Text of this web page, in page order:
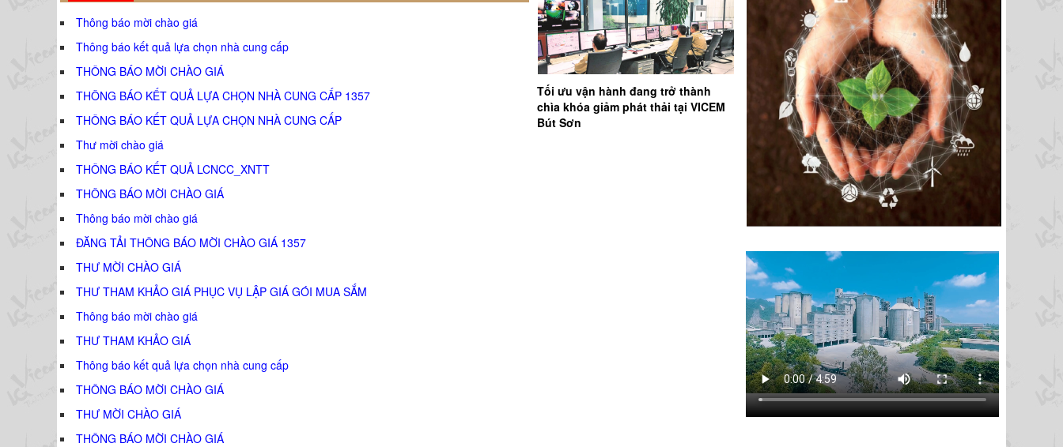
Thông báo mời chào giá
Thông báo kết quả lựa chọn nhà cung cấp
THÔNG BÁO MỜI CHÀO GIÁ
THÔNG BÁO KẾT QUẢ LỰA CHỌN NHÀ CUNG CẤP 1357
THÔNG BÁO KẾT QUẢ LỰA CHỌN NHÀ CUNG CẤP
Thư mời chào giá
THÔNG BÁO KẾT QUẢ LCNCC_XNTT
THÔNG BÁO MỜI CHÀO GIÁ
Thông báo mời chào giá
ĐĂNG TẢI THÔNG BÁO MỜI CHÀO GIÁ 1357
THƯ MỜI CHÀO GIÁ
THƯ THAM KHẢO GIÁ PHỤC VỤ LẬP GIÁ GÓI MUA SẮM
Thông báo mời chào giá
THƯ THAM KHẢO GIÁ
Thông báo kết quả lựa chọn nhà cung cấp
THÔNG BÁO MỜI CHÀO GIÁ
THƯ MỜI CHÀO GIÁ
THÔNG BÁO MỜI CHÀO GIÁ
Tối ưu vận hành đang trở thành
chìa khóa giảm phát thải tại VICEM
Bút Sơn